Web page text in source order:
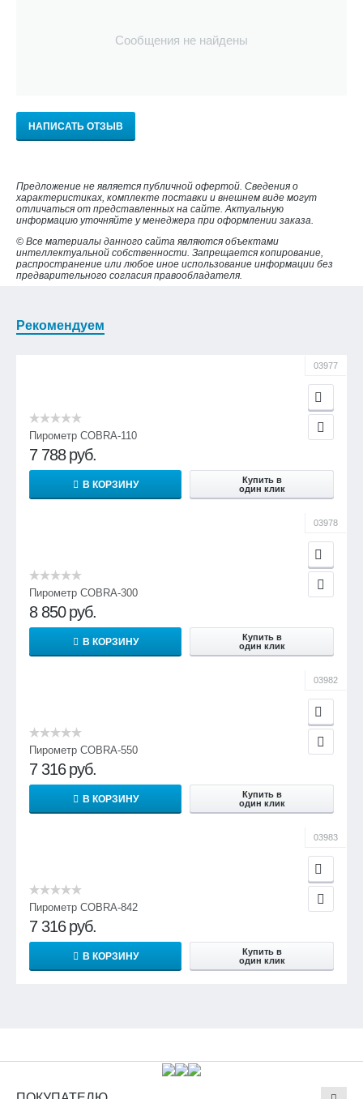
Сообщения не найдены
НАПИСАТЬ ОТЗЫВ
Предложение не является публичной офертой. Сведения о
характеристиках, комплекте поставки и внешнем виде могут
отличаться от представленных на сайте. Актуальную
информацию уточняйте у менеджера при оформлении заказа.
© Все материалы данного сайта являются объектами
интеллектуальной собственности. Запрещается копирование,
распространение или любое иное использование информации без
предварительного согласия правообладателя.
Рекомендуем
03977
Пирометр COBRA-110
7 788 руб.
В КОРЗИНУ
Купить в
один клик
03978
Пирометр COBRA-300
8 850 руб.
В КОРЗИНУ
Купить в
один клик
03982
Пирометр COBRA-550
7 316 руб.
В КОРЗИНУ
Купить в
один клик
03983
Пирометр COBRA-842
7 316 руб.
В КОРЗИНУ
Купить в
один клик